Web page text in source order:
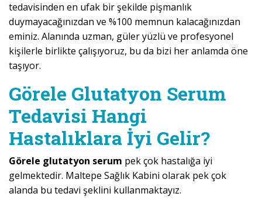
tedavisinden en ufak bir şekilde pişmanlık
duymayacağınızdan ve %100 memnun kalacağınızdan
eminiz. Alanında uzman, güler yüzlü ve profesyonel
kişilerle birlikte çalışıyoruz, bu da bizi her anlamda öne
taşıyor.
Görele Glutatyon Serum
Tedavisi Hangi
Hastalıklara İyi Gelir?
Görele glutatyon serum pek çok hastalığa iyi
gelmektedir. Maltepe Sağlık Kabini olarak pek çok
alanda bu tedavi şeklini kullanmaktayız.